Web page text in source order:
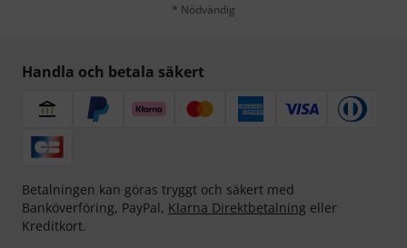
* Nödvändig
Handla och betala säkert
Betalningen kan göras tryggt och säkert med
Banköverföring, PayPal, Klarna Direktbetalning eller
Kreditkort.